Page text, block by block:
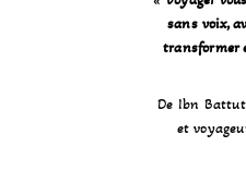
sans voix,
transformer
De Ibn
et